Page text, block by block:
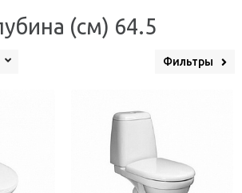
(см) 64.5
Фильтры